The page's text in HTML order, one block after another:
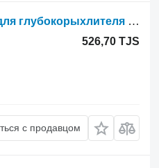
Redlica / dziób Väderstad Cultus, Swift, Topdown, Opus 489233-1 для глубокорыхлителя Väderstad Cultus, Swift, Topdown, Opus
526,70 TJS
с продавцом